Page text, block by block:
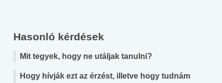
Hasonló kérdések
Mit tegyek, hogy ne utáljak tanulni?
Hogy hívják ezt az érzést, illetve hogy tudnám